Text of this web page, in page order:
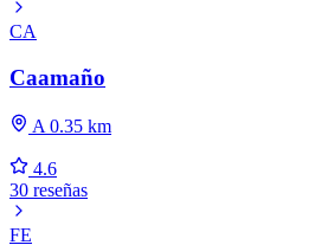
CA
Caamaño
A 0.35 km
4.6
30 reseñas
FE